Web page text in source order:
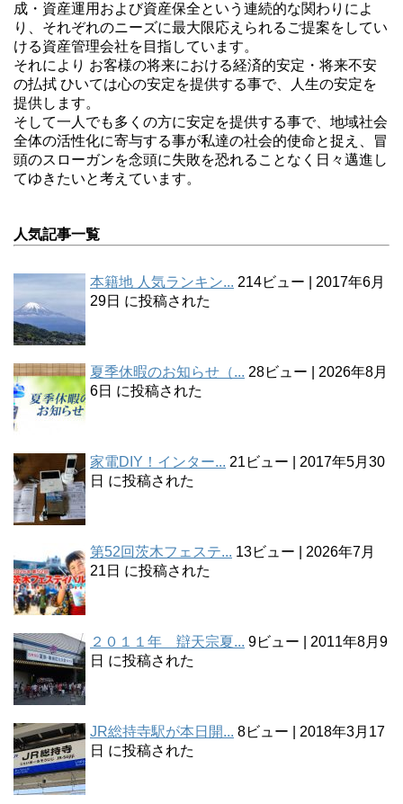
成・資産運用および資産保全という連続的な関わりによ
り、それぞれのニーズに最大限応えられるご提案をしてい
ける資産管理会社を目指しています。
それにより お客様の将来における経済的安定・将来不安
の払拭 ひいては心の安定を提供する事で、人生の安定を
提供します。
そして一人でも多くの方に安定を提供する事で、地域社会
全体の活性化に寄与する事が私達の社会的使命と捉え、冒
頭のスローガンを念頭に失敗を恐れることなく日々邁進し
てゆきたいと考えています。
人気記事一覧
本籍地 人気ランキン... 214ビュー
2017年6月
29日 に投稿された
夏季休暇のお知らせ（... 28ビュー
2026年8月
6日 に投稿された
家電DIY！インター... 21ビュー
2017年5月30
日 に投稿された
第52回茨木フェステ... 13ビュー
2026年7月
21日 に投稿された
２０１１年 辯天宗夏... 9ビュー
2011年8月9
日 に投稿された
JR総持寺駅が本日開... 8ビュー
2018年3月17
日 に投稿された